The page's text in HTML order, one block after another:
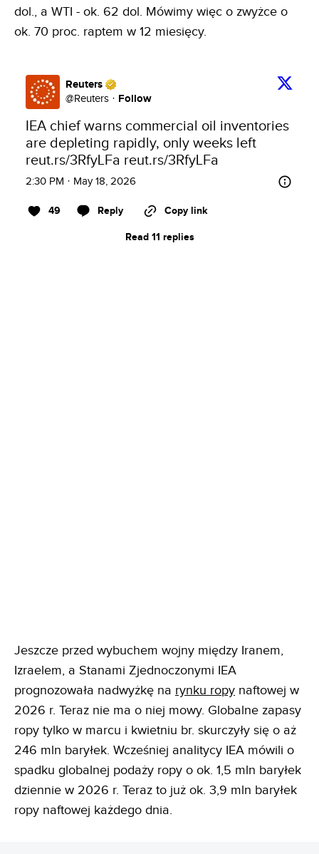
dol., a WTI - ok. 62 dol. Mówimy więc o zwyżce o
ok. 70 proc. raptem w 12 miesięcy.
Reuters
@Reuters · Follow
IEA chief warns commercial oil inventories
reut.rs/3RfyLFa reut.rs/3RfyLFa
2:30 PM · May 18, 2026
49 Reply Copy link
Read 11 replies
Jeszcze przed wybuchem wojny między Iranem,
Izraelem, a Stanami Zjednoczonymi IEA
prognozowała nadwyżkę na rynku ropy naftowej w
2026 r. Teraz nie ma o niej mowy. Globalne zapasy
ropy tylko w marcu i kwietniu br. skurczyły się o aż
246 mln baryłek. Wcześniej analitycy IEA mówili o
spadku globalnej podaży ropy o ok. 1,5 mln baryłek
dziennie w 2026 r. Teraz to już ok. 3,9 mln baryłek
ropy naftowej każdego dnia.